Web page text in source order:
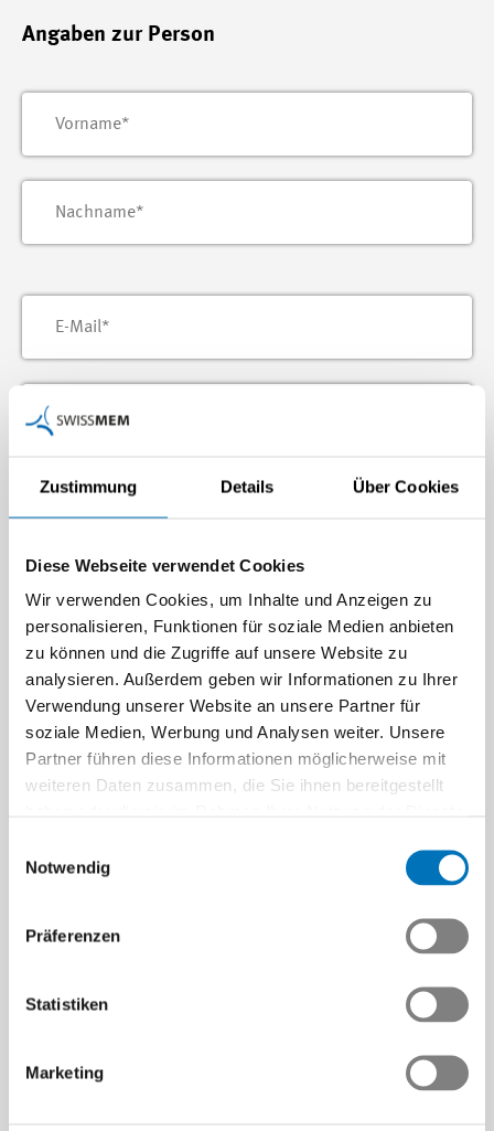
Zustimmung Details Über Cookies
Diese Webseite verwendet Cookies
Wir verwenden Cookies, um Inhalte und Anzeigen zu
personalisieren, Funktionen für soziale Medien anbieten
zu können und die Zugriffe auf unsere Website zu
analysieren. Außerdem geben wir Informationen zu Ihrer
Verwendung unserer Website an unsere Partner für
soziale Medien, Werbung und Analysen weiter. Unsere
Partner führen diese Informationen möglicherweise mit
weiteren Daten zusammen, die Sie ihnen bereitgestellt
Notwendig
Präferenzen
Statistiken
Marketing
Angaben zur Person
Weiter